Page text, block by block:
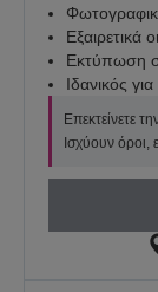
Εξαιρετικά
Εκτύπωση
Ιδανικός
Επεκτείνετε
Ισχύουν όροι,